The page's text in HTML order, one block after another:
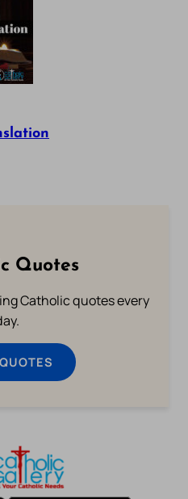
Quotes
Catholic quotes every